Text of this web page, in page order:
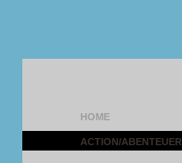
HOME
ACTION/ABENTEUER